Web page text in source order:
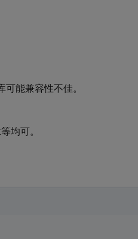
能兼容性不佳。
均可。